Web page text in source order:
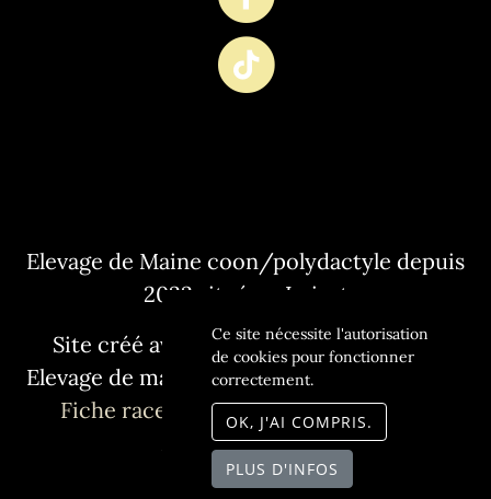
Elevage de Maine coon/polydactyle depuis
2022 situé en Loiret
Site créé avec
WeBreed- Copyright©
Elevage de maine coon L'Or sauvage 2026 -
Fiche race Maine coon polydactyle
Mentions légales
Ce site nécessite l'autorisation
de cookies pour fonctionner
correctement.
OK, J'AI COMPRIS.
PLUS D'INFOS